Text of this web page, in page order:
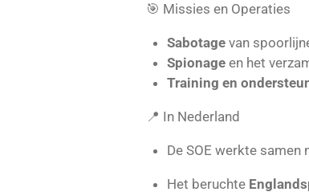
🎯 Missies en Operaties
Sabotagevan
Spionageen het
Training en
📍 In Nederland
De SOE werkte
Het beruchte